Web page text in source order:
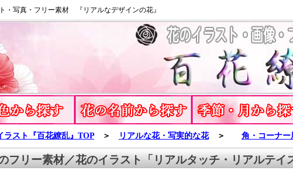
・写真・フリー素材 『リアルなデザインの花』
ラスト『百花繚乱』TOP ＞ リアルな花・写実的な花＞ 角・コーナ
フリー素材／花のイラスト「リアルタッチ・リアルテイ